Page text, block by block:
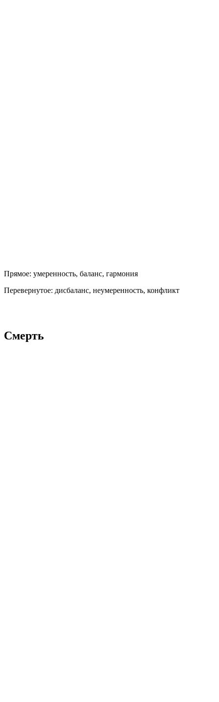
Прямое: умеренность, баланс, гармония
Перевернутое: дисбаланс, неумеренность, конфликт
Смерть